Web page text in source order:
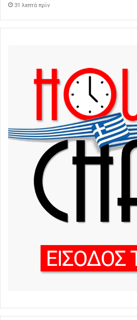
31 λεπτά πρίν